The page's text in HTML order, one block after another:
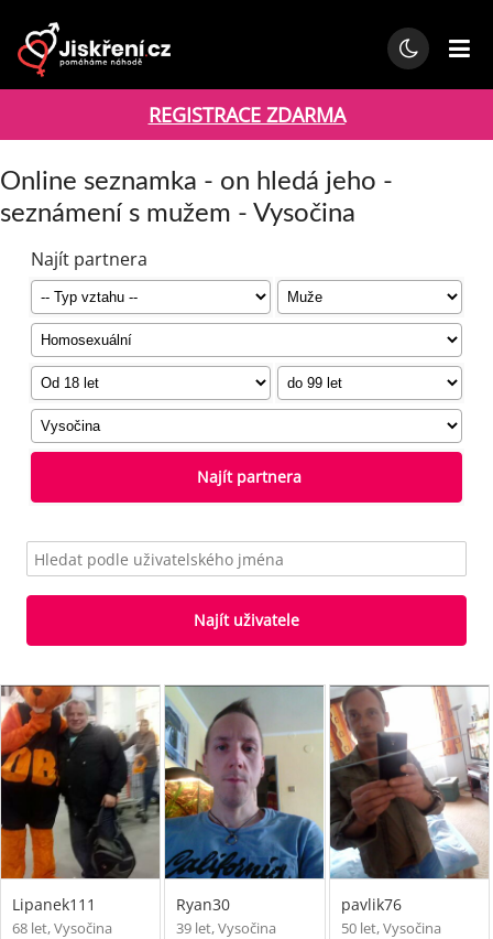
REGISTRACE ZDARMA
Online seznamka - on hledá jeho -
seznámení s mužem - Vysočina
Najít partnera
Najít partnera
Najít uživatele
Lipanek111
68 let, Vysočina
Ryan30
39 let, Vysočina
pavlik76
50 let, Vysočina